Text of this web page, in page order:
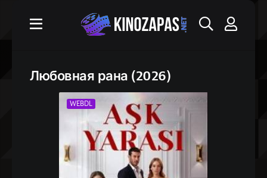
Любовная рана (2026)
WEBDL